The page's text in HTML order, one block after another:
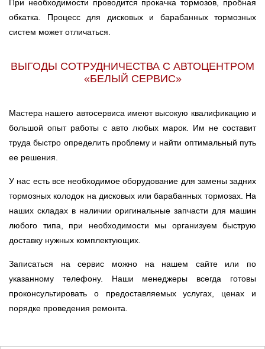
При необходимости проводится прокачка тормозов, пробная
обкатка. Процесс для дисковых и барабанных тормозных
систем может отличаться.
ВЫГОДЫ СОТРУДНИЧЕСТВА С АВТОЦЕНТРОМ
«БЕЛЫЙ СЕРВИС»
Мастера нашего автосервиса имеют высокую квалификацию и
большой опыт работы с авто любых марок. Им не составит
труда быстро определить проблему и найти оптимальный путь
ее решения.
У нас есть все необходимое оборудование для замены задних
тормозных колодок на дисковых или барабанных тормозах. На
наших складах в наличии оригинальные запчасти для машин
любого типа, при необходимости мы организуем быструю
доставку нужных комплектующих.
Записаться на сервис можно на нашем сайте или по
указанному телефону. Наши менеджеры всегда готовы
проконсультировать о предоставляемых услугах, ценах и
порядке проведения ремонта.